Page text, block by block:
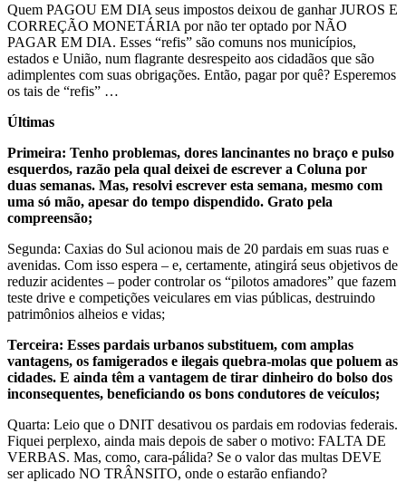
Quem PAGOU EM DIA seus impostos deixou de ganhar JUROS E
CORREÇÃO MONETÁRIA por não ter optado por NÃO
PAGAR EM DIA. Esses “refis” são comuns nos municípios,
estados e União, num flagrante desrespeito aos cidadãos que são
adimplentes com suas obrigações. Então, pagar por quê? Esperemos
os tais de “refis” …
Últimas
Primeira: Tenho problemas, dores lancinantes no braço e pulso
esquerdos, razão pela qual deixei de escrever a Coluna por
duas semanas. Mas, resolvi escrever esta semana, mesmo com
uma só mão, apesar do tempo dispendido. Grato pela
compreensão;
Segunda: Caxias do Sul acionou mais de 20 pardais em suas ruas e
avenidas. Com isso espera – e, certamente, atingirá seus objetivos de
reduzir acidentes – poder controlar os “pilotos amadores” que fazem
teste drive e competições veiculares em vias públicas, destruindo
patrimônios alheios e vidas;
Terceira: Esses pardais urbanos substituem, com amplas
vantagens, os famigerados e ilegais quebra-molas que poluem as
cidades. E ainda têm a vantagem de tirar dinheiro do bolso dos
inconsequentes, beneficiando os bons condutores de veículos;
Quarta: Leio que o DNIT desativou os pardais em rodovias federais.
Fiquei perplexo, ainda mais depois de saber o motivo: FALTA DE
VERBAS. Mas, como, cara-pálida? Se o valor das multas DEVE
ser aplicado NO TRÂNSITO, onde o estarão enfiando?